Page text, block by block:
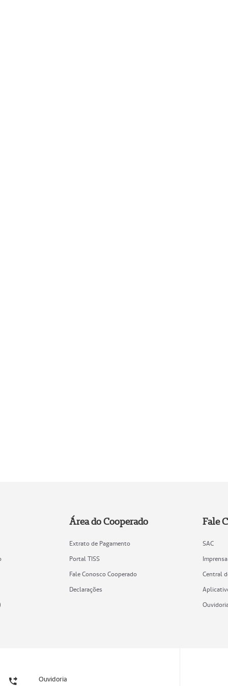
Área do Cooperado
Extrato de Pagamento
Portal TISS
Fale Conosco Cooperado
Declarações
Fale
SAC
Imprensa
Central
Ouvidoria